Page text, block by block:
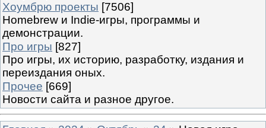
Хоумбрю проекты [7506]
Homebrew и Indie-игры, программы и
демонстрации.
Про игры [827]
Про игры, их историю, разработку, издания и
переиздания оных.
Прочее [669]
Новости сайта и разное другое.